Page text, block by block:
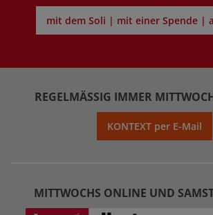
mit dem Soli | mit einer Spende |
REGELMÄSSIG IMMER
KONTEXT per E-Mail
MITTWOCHS ONLINE UND